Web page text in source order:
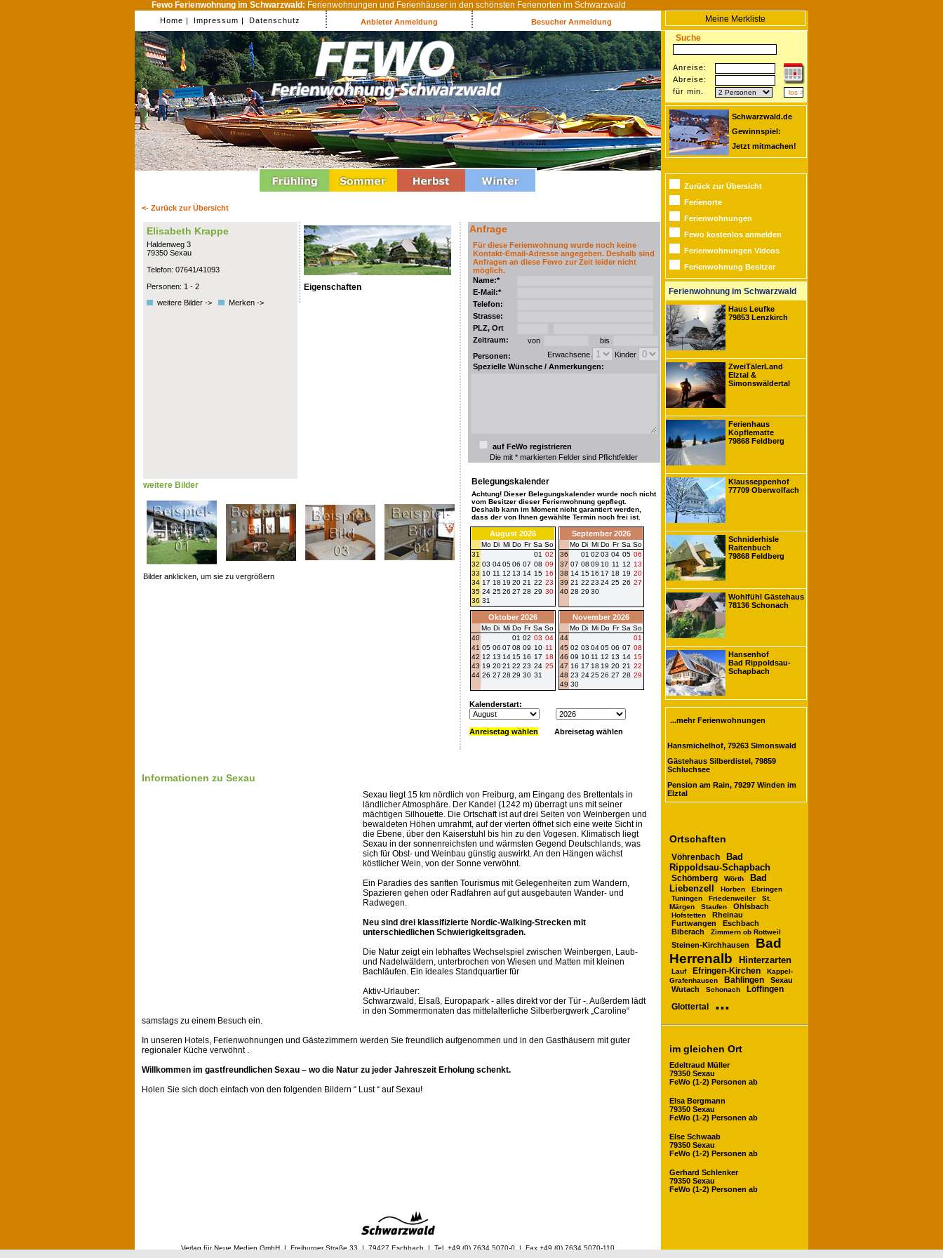
Fewo Ferienwohnung im Schwarzwald: Ferienwohnungen und Ferienhäuser in den schönsten Ferienorten im Schwarzwald
Home | Impressum | Datenschutz Anbieter Anmeldung Besucher Anmeldung
Meine Merkliste
Suche
Anreise:
Abreise:
für min.
Schwarzwald.de
Gewinnspiel:
Jetzt mitmachen!
<- Zurück zur Übersicht
Elisabeth Krappe
Haldenweg 3
79350 Sexau
Telefon: 07641/41093
Personen: 1 - 2
weitere Bilder ->
Merken ->
Eigenschaften
Anfrage
Für diese Ferienwohnung wurde noch keine
Kontakt-Email-Adresse angegeben. Deshalb sind
Anfragen an diese Fewo zur Zeit leider nicht
möglich.
Name:*
E-Mail:*
Telefon:
Strasse:
PLZ, Ort
Zeitraum:
von
bis
Personen:
Erwachsene.
Kinder
Spezielle Wünsche / Anmerkungen:
auf FeWo registrieren
Die mit * markierten Felder sind Pflichtfelder
Belegungskalender
Achtung! Dieser Belegungskalender wurde noch nicht
vom Besitzer dieser Ferienwohnung gepflegt.
Deshalb kann im Moment nicht garantiert werden,
dass der von Ihnen gewählte Termin noch frei ist.
August 2026
Mo Di Mi Do Fr Sa So
31
01 02
32 03 04 05 06 07 08 09
33 10 11 12 13 14 15 16
34 17 18 19 20 21 22 23
35 24 25 26 27 28 29 30
36 31
September 2026
Mo Di Mi Do Fr Sa So
36
01 02 03 04 05 06
37 07 08 09 10 11 12 13
38 14 15 16 17 18 19 20
39 21 22 23 24 25 26 27
40 28 29 30
Oktober 2026
Mo Di Mi Do Fr Sa So
40
01 02 03 04
41 05 06 07 08 09 10 11
42 12 13 14 15 16 17 18
43 19 20 21 22 23 24 25
44 26 27 28 29 30 31
November 2026
Mo Di Mi Do Fr Sa So
44
01
45 02 03 04 05 06 07 08
46 09 10 11 12 13 14 15
47 16 17 18 19 20 21 22
48 23 24 25 26 27 28 29
49 30
Kalenderstart:
Anreisetag wählen Abreisetag wählen
weitere Bilder
Bilder anklicken, um sie zu vergrößern
Informationen zu Sexau
Sexau liegt 15 km nördlich von Freiburg, am Eingang des Brettentals in
ländlicher Atmosphäre. Der Kandel (1242 m) überragt uns mit seiner
mächtigen Silhouette. Die Ortschaft ist auf drei Seiten von Weinbergen und
bewaldeten Höhen umrahmt, auf der vierten öffnet sich eine weite Sicht in
die Ebene, über den Kaiserstuhl bis hin zu den Vogesen. Klimatisch liegt
Sexau in der sonnenreichsten und wärmsten Gegend Deutschlands, was
sich für Obst- und Weinbau günstig auswirkt. An den Hängen wächst
köstlicher Wein, von der Sonne verwöhnt.
Ein Paradies des sanften Tourismus mit Gelegenheiten zum Wandern,
Spazieren gehen oder Radfahren auf gut ausgebauten Wander- und
Radwegen.
Neu sind drei klassifizierte Nordic-Walking-Strecken mit
unterschiedlichen Schwierigkeitsgraden.
Die Natur zeigt ein lebhaftes Wechselspiel zwischen Weinbergen, Laub-
und Nadelwäldern, unterbrochen von Wiesen und Matten mit kleinen
Bachläufen. Ein ideales Standquartier für
Aktiv-Urlauber:
Schwarzwald, Elsaß, Europapark - alles direkt vor der Tür -. Außerdem lädt
in den Sommermonaten das mittelalterliche Silberbergwerk „Caroline“
samstags zu einem Besuch ein.
In unseren Hotels, Ferienwohnungen und Gästezimmern werden Sie freundlich aufgenommen und in den Gasthäusern mit guter
regionaler Küche verwöhnt .
Willkommen im gastfreundlichen Sexau – wo die Natur zu jeder Jahreszeit Erholung schenkt.
Holen Sie sich doch einfach von den folgenden Bildern “ Lust “ auf Sexau!
Zurück zur Übersicht
Ferienorte
Ferienwohnungen
Fewo kostenlos anmelden
Ferienwohnungen Videos
Ferienwohnung Besitzer
Ferienwohnung im Schwarzwald
Haus Leufke
79853 Lenzkirch
ZweiTälerLand
Elztal &
Simonswäldertal
Ferienhaus
Köpflematte
79868 Feldberg
Klausseppenhof
77709 Oberwolfach
Schniderhisle
Raitenbuch
79868 Feldberg
Wohlfühl Gästehaus
78136 Schonach
Hansenhof
Bad Rippoldsau-
Schapbach
...mehr Ferienwohnungen
Hansmichelhof, 79263 Simonswald
Gästehaus Silberdistel, 79859
Schluchsee
Pension am Rain, 79297 Winden im
Elztal
Ortschaften
Vöhrenbach
Bad
Rippoldsau-Schapbach
Schömberg Wörth
Bad
Liebenzell
Horben
Ebringen
Tuningen
Friedenweiler
St.
Märgen
Staufen Ohlsbach
Hofstetten
Rheinau
Furtwangen
Eschbach
Biberach
Zimmern ob Rottweil
Steinen-Kirchhausen
Bad
Herrenalb
Hinterzarten
Lauf Efringen-Kirchen
Kappel-
Grafenhausen
Bahlingen
Sexau
Wutach
Schonach Löffingen
Glottertal ...
im gleichen Ort
Edeltraud Müller
79350 Sexau
FeWo (1-2) Personen ab
Elsa Bergmann
79350 Sexau
FeWo (1-2) Personen ab
Else Schwaab
79350 Sexau
FeWo (1-2) Personen ab
Gerhard Schlenker
79350 Sexau
FeWo (1-2) Personen ab
Verlag für Neue Medien GmbH | Freiburger Straße 33 | 79427 Eschbach | Tel. +49 (0) 7634 5070-0 | Fax +49 (0) 7634 5070-110